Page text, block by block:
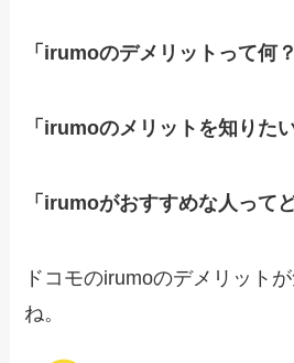
「irumoのデメリットって何？
「irumoのメリットを知りたい
「irumoがおすすめな人って
ドコモのirumoのデメリット
ね。